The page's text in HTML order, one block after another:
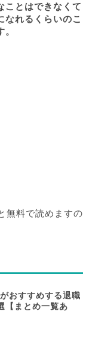
ことはできなくて
なれるくらいのこ
無料で読めますの
おすすめする退職
【まとめ一覧あ